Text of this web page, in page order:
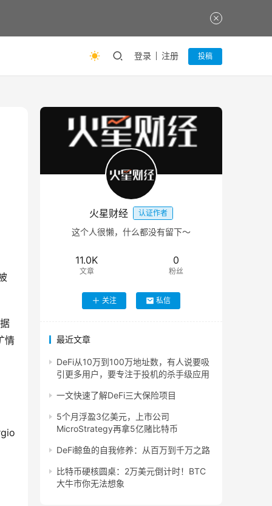
登录 注册 投稿
情
火星财经 认证作者
这个人很懒，什么都没有留下～
11.0K
文章
0
粉丝
关注 私信
最近文章
DeFi从10万到100万地址数，有人说要吸
引更多用户，要专注于投机的杀手级应用
一文快速了解DeFi三大保险项目
5个月浮盈3亿美元，上市公司
MicroStrategy再拿5亿赌比特币
DeFi鲸鱼的自我修养：从百万到千万之路
比特币硬核圆桌：2万美元倒计时！BTC
大牛市你无法想象